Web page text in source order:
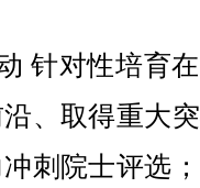
对性培育在
、取得重大
刺院士评选